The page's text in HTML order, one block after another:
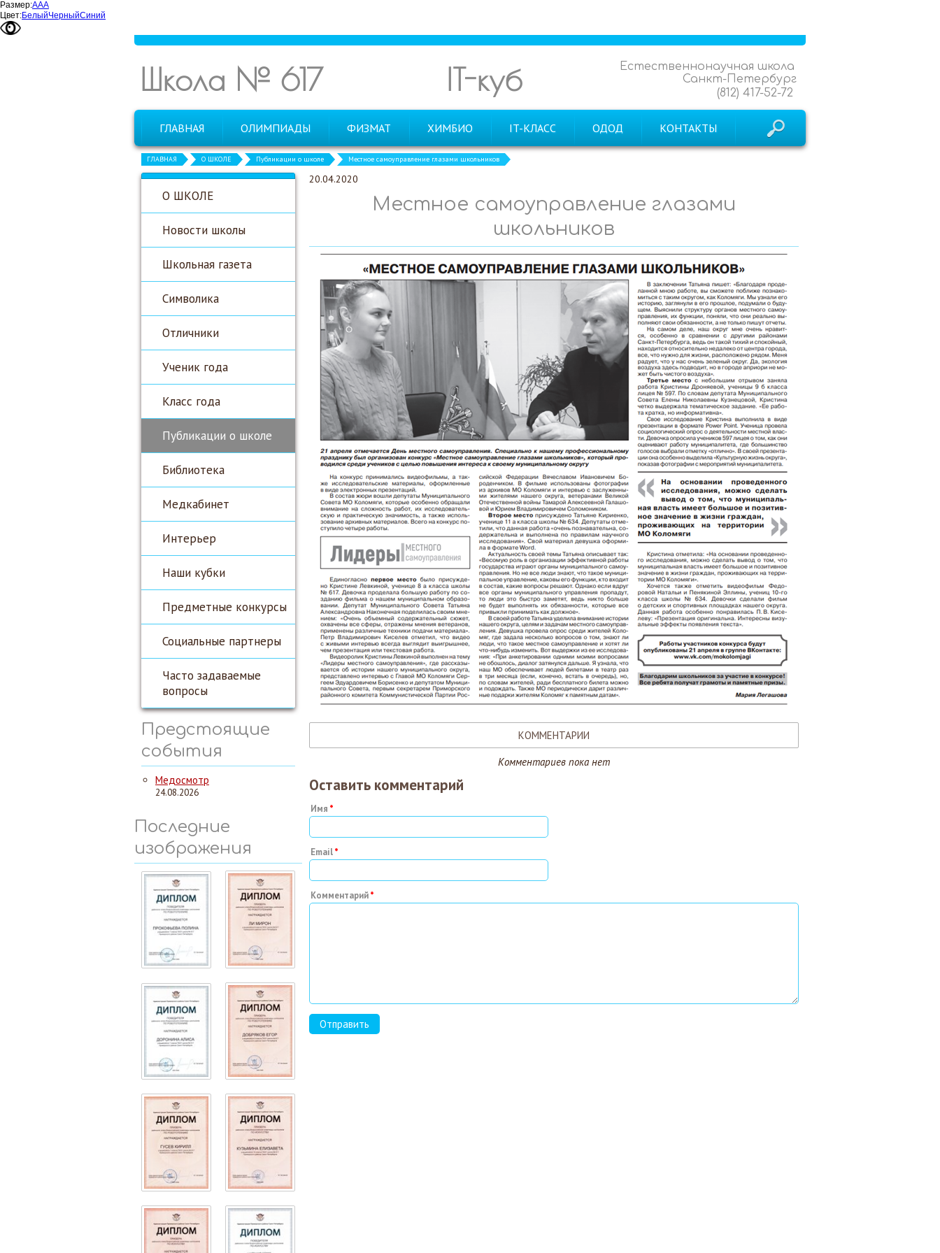
Размер:ААА
Цвет:БелыйЧерныйСиний
Школа № 617
Естественнонаучная школа
Санкт-Петербург
(812) 417-52-72
IT-куб
ГЛАВНАЯ ОЛИМПИАДЫ ФИЗМАТ ХИМБИО IT-КЛАСС ОДОД КОНТАКТЫ
ГЛАВНАЯ О ШКОЛЕ Публикации о школе Местное самоуправление глазами школьников
О ШКОЛЕ
Новости школы
Школьная газета
Символика
Отличники
Ученик года
Класс года
Публикации о школе
Библиотека
Медкабинет
Интерьер
Наши кубки
Предметные конкурсы
Социальные партнеры
Часто задаваемые
вопросы
Предстоящие
события
Медосмотр
24.08.2026
Последние
изображения
20.04.2020
Местное самоуправление глазами
школьников
КОММЕНТАРИИ
Комментариев пока нет
Оставить комментарий
Имя
Email
Комментарий